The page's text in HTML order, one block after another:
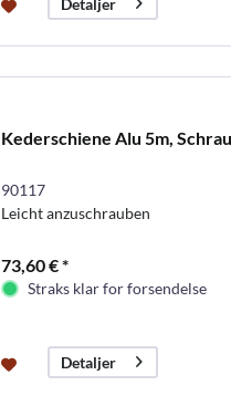
Kederschiene Alu 5m,
90117
Leicht anzuschrauben
73,60 € *
Straks klar for forsendelse
Detaljer